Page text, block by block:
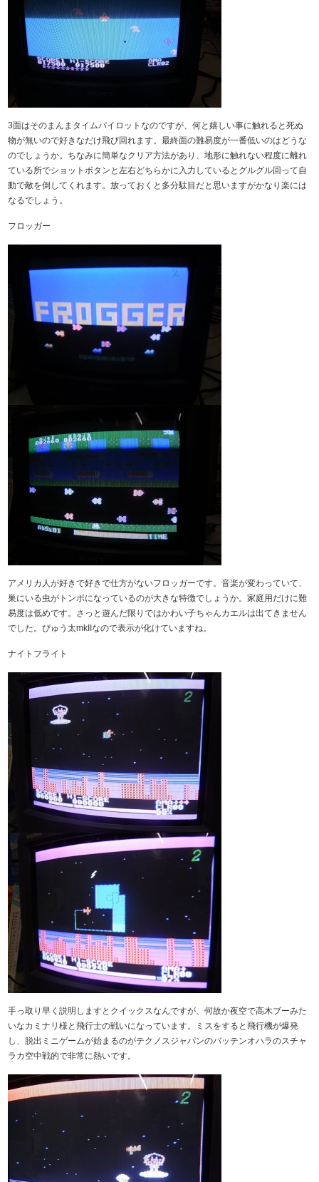
3面はそのまんまタイムパイロットなのですが、何と嬉しい事に触れると死ぬ
物が無いので好きなだけ飛び回れます。最終面の難易度が一番低いのはどうな
のでしょうか。ちなみに簡単なクリア方法があり、地形に触れない程度に離れ
ている所でショットボタンと左右どちらかに入力しているとグルグル回って自
動で敵を倒してくれます。放っておくと多分駄目だと思いますがかなり楽には
なるでしょう。
フロッガー
アメリカ人が好きで好きで仕方がないフロッガーです。音楽が変わっていて、
巣にいる虫がトンボになっているのが大きな特徴でしょうか。家庭用だけに難
易度は低めです。さっと遊んだ限りではかわい子ちゃんカエルは出てきません
でした。ぴゅう太mkIIなので表示が化けていますね。
ナイトフライト
手っ取り早く説明しますとクイックスなんですが、何故か夜空で高木ブーみた
いなカミナリ様と飛行士の戦いになっています。ミスをすると飛行機が爆発
し、脱出ミニゲームが始まるのがテクノスジャパンのバッテンオハラのスチャ
ラカ空中戦的で非常に熱いです。